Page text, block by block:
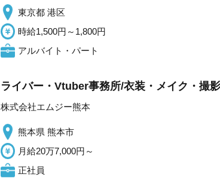
東京都 港区
時給1,500円～1,800円
アルバイト・パート
ライバー・Vtuber事務所/衣装・メイク・撮
株式会社エムジー熊本
熊本県 熊本市
月給20万7,000円～
正社員